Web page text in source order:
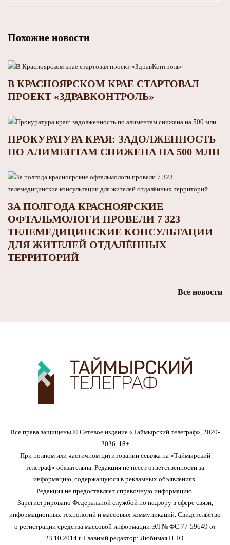
Похожие новости
В КРАСНОЯРСКОМ КРАЕ СТАРТОВАЛ
ПРОЕКТ «ЗДРАВКОНТРОЛЬ»
ПРОКУРАТУРА КРАЯ: ЗАДОЛЖЕННОСТЬ
ПО АЛИМЕНТАМ СНИЖЕНА НА 500 МЛН
ЗА ПОЛГОДА КРАСНОЯРСКИЕ
ОФТАЛЬМОЛОГИ ПРОВЕЛИ 7 323
ТЕЛЕМЕДИЦИНСКИЕ КОНСУЛЬТАЦИИ
ДЛЯ ЖИТЕЛЕЙ ОТДАЛЁННЫХ
ТЕРРИТОРИЙ
Все новости
Все права защищены © Сетевое издание «Таймырский телеграф», 2020-
2026. 18+
При полном или частичном цитировании ссылка на «Таймырский
телеграф» обязательна. Редакция не несет ответственности за
информацию, содержащуюся в рекламных объявлениях.
Редакция не предоставляет справочную информацию.
Зарегистрировано Федеральной службой по надзору в сфере связи,
информационных технологий и массовых коммуникаций. Свидетельство
о регистрации средства массовой информации ЭЛ № ФС 77-59649 от
23.10.2014 г. Главный редактор: Любимая П. Ю.